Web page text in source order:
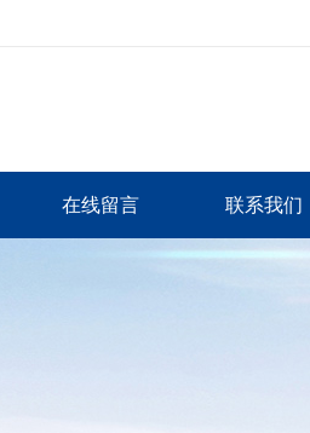
在线留言 联系我们